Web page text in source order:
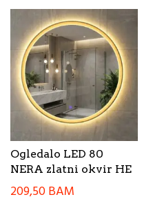
Ogledalo LED 80
NERA zlatni okvir HE
209,50BAM